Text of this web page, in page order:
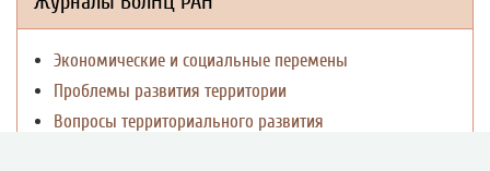
Экономические и социальные перемены
Проблемы развития территории
Вопросы территориального развития